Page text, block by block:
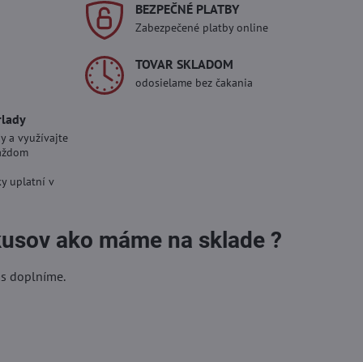
BEZPEČNÉ PLATBY
Zabezpečené platby online
TOVAR SKLADOM
odosielame bez čakania
a využívajte
uplatní v
ako máme na sklade ?
doplníme.